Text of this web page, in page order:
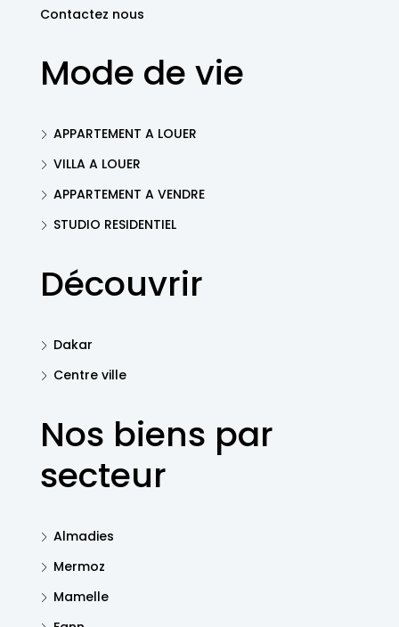
Contactez nous
Mode de vie
APPARTEMENT A LOUER
VILLA A LOUER
APPARTEMENT A VENDRE
STUDIO RESIDENTIEL
Découvrir
Dakar
Centre ville
Nos biens par
secteur
Almadies
Mermoz
Mamelle